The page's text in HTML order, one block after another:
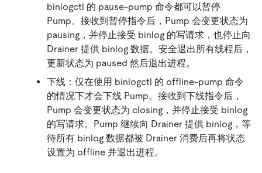
binlogctl 的 pause-pump 命令都可以暂停
Pump。接收到暂停指令后，Pump 会变更状态为
pausing，并停止接受 binlog 的写请求，也停止向
Drainer 提供 binlog 数据。安全退出所有线程后，
更新状态为 paused 然后退出进程。
下线：仅在使用 binlogctl 的 offline-pump 命令
的情况下才会下线 Pump。接收到下线指令后，
Pump 会变更状态为 closing，并停止接受 binlog
的写请求。Pump 继续向 Drainer 提供 binlog，等
待所有 binlog 数据都被 Drainer 消费后再将状态
设置为 offline 并退出进程。